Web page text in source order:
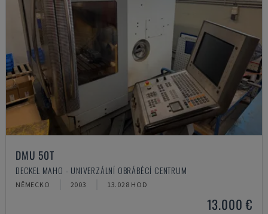
DMU 50T
DECKEL MAHO - UNIVERZÁLNÍ OBRÁBĚCÍ CENTRUM
NĚMECKO 2003 13.028 HOD
13.000 €